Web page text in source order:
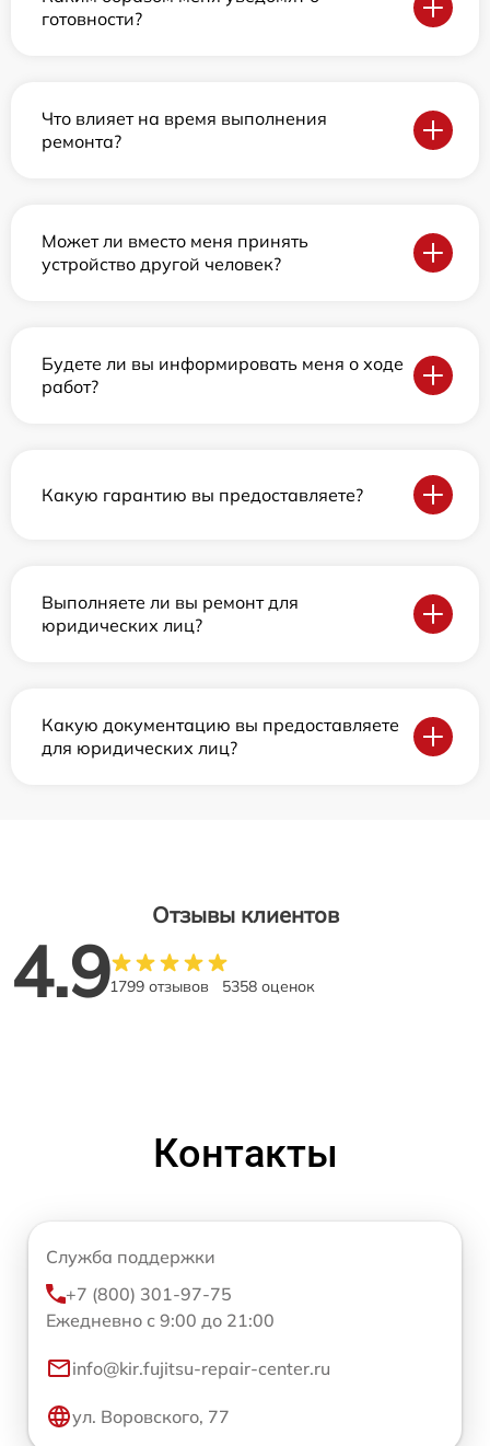
готовности?
Что влияет на время выполнения
ремонта?
Может ли вместо меня принять
устройство другой человек?
Будете ли вы информировать меня о ходе
работ?
Какую гарантию вы предоставляете?
Выполняете ли вы ремонт для
юридических лиц?
Какую документацию вы предоставляете
для юридических лиц?
Отзывы клиентов
4.91799 отзывов 5358 оценок
Контакты
Служба поддержки
+7 (800) 301-97-75
Ежедневно с 9:00 до 21:00
info@kir.fujitsu-repair-center.ru
ул. Воровского, 77